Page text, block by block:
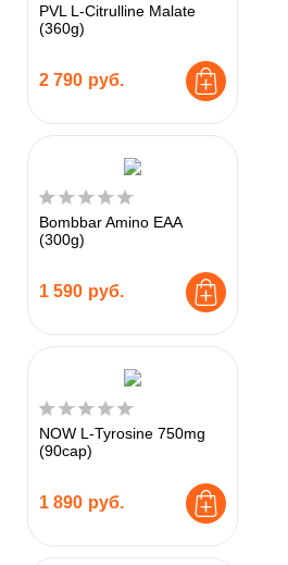
PVL L-Citrulline Malate
(360g)
2 790 руб.
Bombbar Amino EAA
(300g)
1 590 руб.
NOW L-Tyrosine 750mg
(90cap)
1 890 руб.